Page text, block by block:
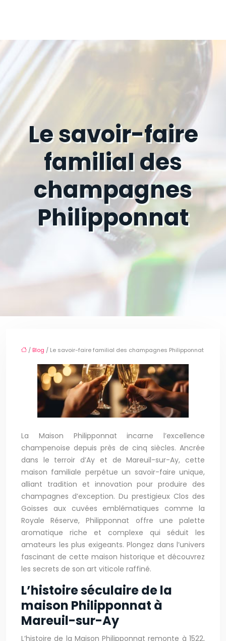
Le savoir-faire
familial des
champagnes
Philipponnat
/ Blog / Le savoir-faire familial des champagnes Philipponnat
La Maison Philipponnat incarne l’excellence
champenoise depuis près de cinq siècles. Ancrée
dans le terroir d’Ay et de Mareuil-sur-Ay, cette
maison familiale perpétue un savoir-faire unique,
alliant tradition et innovation pour produire des
champagnes d’exception. Du prestigieux Clos des
Goisses aux cuvées emblématiques comme la
Royale Réserve, Philipponnat offre une palette
aromatique riche et complexe qui séduit les
amateurs les plus exigeants. Plongez dans l’univers
fascinant de cette maison historique et découvrez
les secrets de son art viticole raffiné.
L’histoire séculaire de la
maison Philipponnat à
Mareuil-sur-Ay
L’histoire de la Maison Philipponnat remonte à 1522,